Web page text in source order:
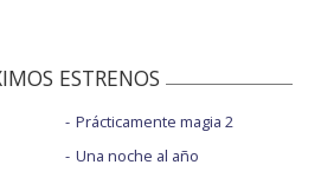
ESTRENOS
Prácticamente magia 2
Una noche al año